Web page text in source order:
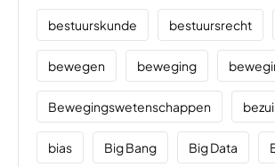
bestuurskunde bestuursrecht
bewegen beweging
Bewegingswetenschappen
bias Big Bang Big Data